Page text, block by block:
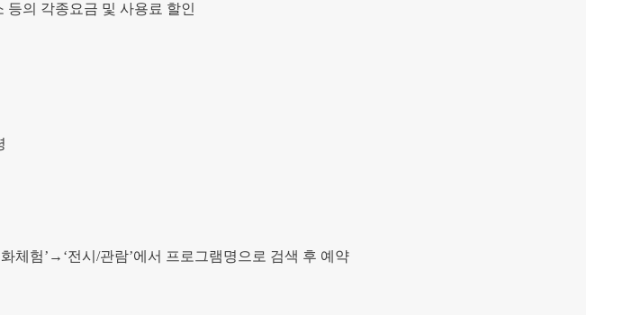
등의 각종요금 및 사용료 할인
체험’ → ‘전시 /관람’에서 프로그램명으로 검색 후 예약